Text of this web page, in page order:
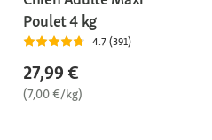
Poulet 4 kg
4.7 (391)
27,99 €
(7,00 €/kg)